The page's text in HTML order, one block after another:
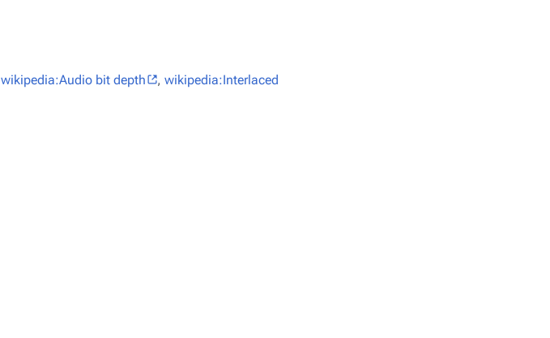
wikipedia:Audio bit depth , wikipedia:Interlaced